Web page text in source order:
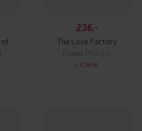
236,-
The Love Factory
Elaine Proctor
LYDBOK